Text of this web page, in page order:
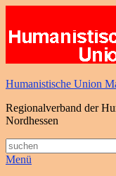
springen
Humanistische Union
Regionalverband der
Nordhessen
Suche
nach:
Menü